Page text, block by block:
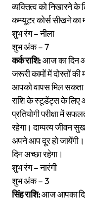
व्यक्तित्व को निखारने
कम्प्यूटर कोर्स सीखने का
शुभ रंग – नीला
शुभ अंक – 7
कर्क राशि:आज का दिन
जरूरी कामों में दोस्तों
आपको वापस मिल सकता
राशि के स्टूडेंट्स के लिए
प्रतियोगी परीक्षा में
रहेगा। दाम्पत्य जीवन
अपने आप दूर हो
दिन अच्छा रहेगा।
शुभ रंग – नारंगी
शुभ अंक – 3
सिंह राशि:आज आपका